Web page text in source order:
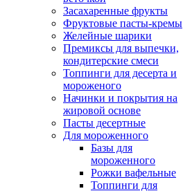
Засахаренные фрукты
Фруктовые пасты-кремы
Желейные шарики
Премиксы для выпечки,
кондитерские смеси
Топпинги для десерта и
мороженого
Начинки и покрытия на
жировой основе
Пасты десертные
Для мороженного
Базы для
мороженного
Рожки вафельные
Топпинги для